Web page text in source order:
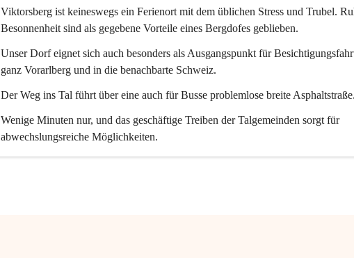
Viktorsberg ist keineswegs ein Ferienort mit dem üblichen Stress und Trubel.
Besonnenheit sind als gegebene Vorteile eines Bergdofes geblieben.
Unser Dorf eignet sich auch besonders als Ausgangspunkt für
ganz Vorarlberg und in die benachbarte Schweiz.
Der Weg ins Tal führt über eine auch für Busse problemlose breite
Wenige Minuten nur, und das geschäftige Treiben der Talgemeinden sorgt für
abwechslungsreiche Möglichkeiten.